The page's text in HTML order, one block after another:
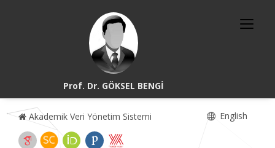
Prof. Dr. GÖKSEL BENGİ
Akademik Veri Yönetim Sistemi English